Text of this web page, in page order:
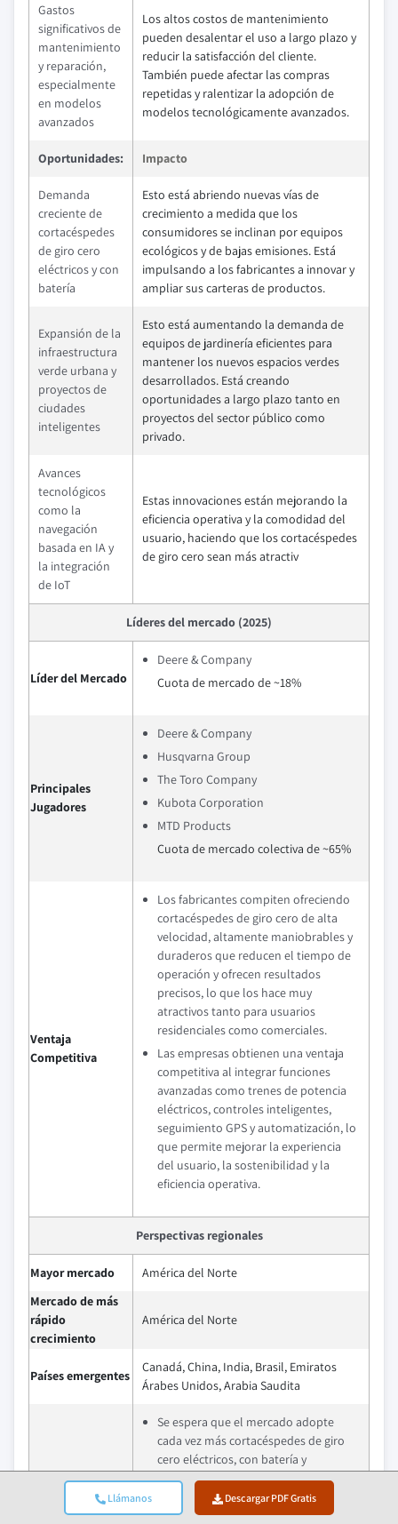
Llámanos Descargar PDF Gratis
Gastos
significativos de
mantenimiento
y reparación,
especialmente
en modelos
avanzados
Los altos costos de mantenimiento
pueden desalentar el uso a largo plazo y
reducir la satisfacción del cliente.
También puede afectar las compras
repetidas y ralentizar la adopción de
modelos tecnológicamente avanzados.
Oportunidades: Impacto
Demanda
creciente de
cortacéspedes
de giro cero
eléctricos y con
batería
Esto está abriendo nuevas vías de
crecimiento a medida que los
consumidores se inclinan por equipos
ecológicos y de bajas emisiones. Está
impulsando a los fabricantes a innovar y
ampliar sus carteras de productos.
Expansión de la
infraestructura
verde urbana y
proyectos de
ciudades
inteligentes
Esto está aumentando la demanda de
equipos de jardinería eficientes para
mantener los nuevos espacios verdes
desarrollados. Está creando
oportunidades a largo plazo tanto en
proyectos del sector público como
privado.
Avances
tecnológicos
como la
navegación
basada en IA y
la integración
de IoT
Estas innovaciones están mejorando la
eficiencia operativa y la comodidad del
usuario, haciendo que los cortacéspedes
de giro cero sean más atractiv
Líderes del mercado (2025)
Líder del Mercado
Deere & Company
Cuota de mercado de ~18%
Principales
Jugadores
Deere & Company
Husqvarna Group
The Toro Company
Kubota Corporation
MTD Products
Cuota de mercado colectiva de ~65%
Ventaja
Competitiva
Los fabricantes compiten ofreciendo
cortacéspedes de giro cero de alta
velocidad, altamente maniobrables y
duraderos que reducen el tiempo de
operación y ofrecen resultados
precisos, lo que los hace muy
atractivos tanto para usuarios
residenciales como comerciales.
Las empresas obtienen una ventaja
competitiva al integrar funciones
avanzadas como trenes de potencia
eléctricos, controles inteligentes,
seguimiento GPS y automatización, lo
que permite mejorar la experiencia
del usuario, la sostenibilidad y la
eficiencia operativa.
Perspectivas regionales
Mayor mercado
América del Norte
Mercado de más
rápido
crecimiento
América del Norte
Países emergentes
Canadá, China, India, Brasil, Emiratos
Árabes Unidos, Arabia Saudita
Perspectivas
Se espera que el mercado adopte
cada vez más cortacéspedes de giro
cero eléctricos, con batería y
habilitados para IA, mejorando la
eficiencia, reduciendo las emisiones y
aumentando la comodidad del